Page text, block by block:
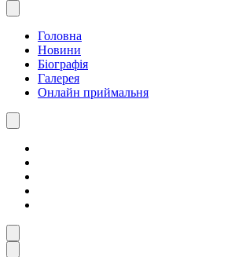
Головна
Новини
Біографія
Галерея
Онлайн приймальня